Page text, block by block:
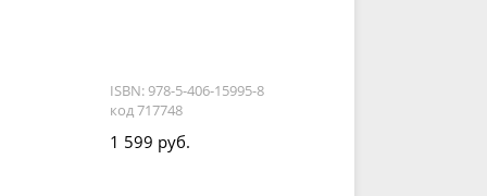
ISBN: 978-5-406-15995-8
код 717748
1 599 руб.